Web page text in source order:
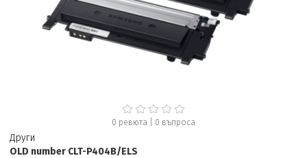
0 ревюта| 0 въпроса
Други
OLD number CLT-P404B/ELS